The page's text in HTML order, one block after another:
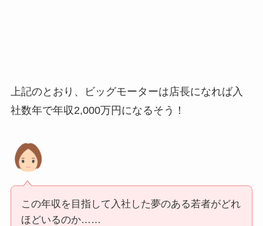
上記のとおり、ビッグモーターは店長になれば入
社数年で年収2,000万円になるそう！
この年収を目指して入社した夢のある若者がどれ
ほどいるのか……